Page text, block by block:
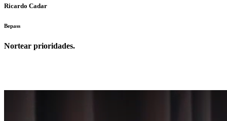
Ricardo Cadar
Bepass
Nortear prioridades.